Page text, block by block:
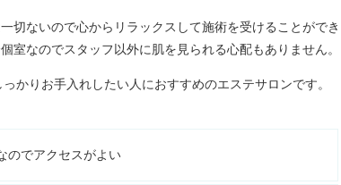
切ないので心からリラックスして施術を受けることができ
室なのでスタッフ以外に肌を見られる心配もありません。
かりお手入れしたい人におすすめのエステサロンです。
のでアクセスがよい